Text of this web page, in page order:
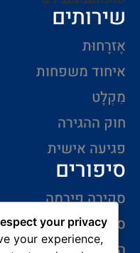
שירותים
אֶזרָחוּת
איחוד משפחות
מִקְלָט
חוק ההגירה
פגיעה אישית
סיפורים
סקירה פירמה
סיפורי הצלחה
your privacy
your experience,